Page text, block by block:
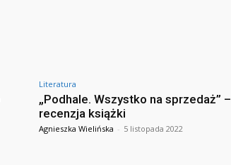
Literatura
„Podhale. Wszystko na sprzedaż” –
recenzja książki
Agnieszka Wielińska - 5 listopada 2022